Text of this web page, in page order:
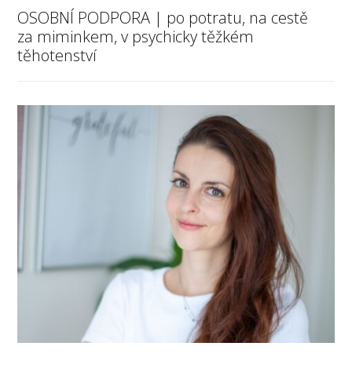
OSOBNÍ PODPORA | po potratu, na cestě
za miminkem, v psychicky těžkém
těhotenství